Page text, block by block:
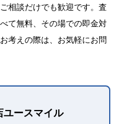
相談だけでも歓迎です。査
て無料、その場での即金対
考えの際は、お気軽にお問
ースマイル